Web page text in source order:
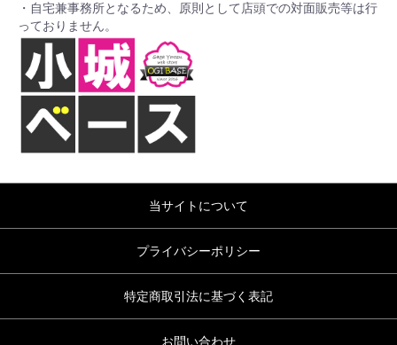
・自宅兼事務所となるため、原則として店頭での対面販売等は行
っておりません。
当サイトについて
プライバシーポリシー
特定商取引法に基づく表記
お問い合わせ